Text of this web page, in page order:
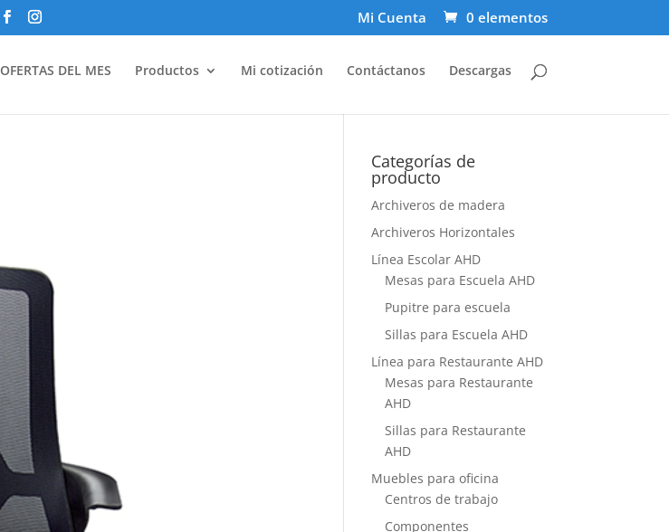
Mi Cuenta 0 elementos
OFERTAS DEL MES Productos Mi cotización Contáctanos Descargas
Categorías de
producto
Archiveros de madera
Archiveros Horizontales
Línea Escolar AHD
Mesas para Escuela AHD
Pupitre para escuela
Sillas para Escuela AHD
Línea para Restaurante AHD
Mesas para Restaurante
AHD
Sillas para Restaurante
AHD
Muebles para oficina
Centros de trabajo
Componentes